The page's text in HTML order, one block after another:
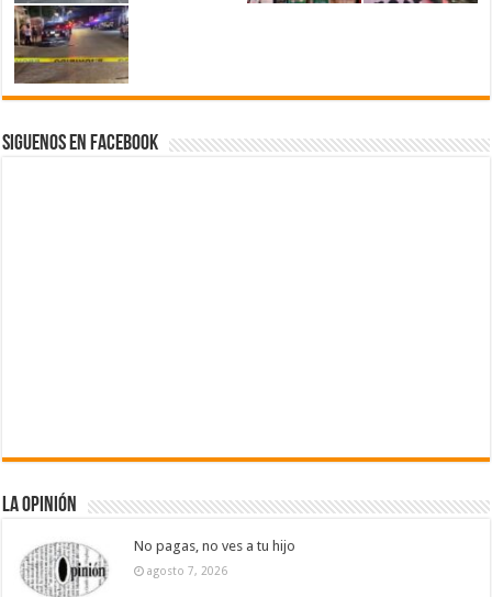
Siguenos en Facebook
La Opinión
No pagas, no ves a tu hijo
agosto 7, 2026